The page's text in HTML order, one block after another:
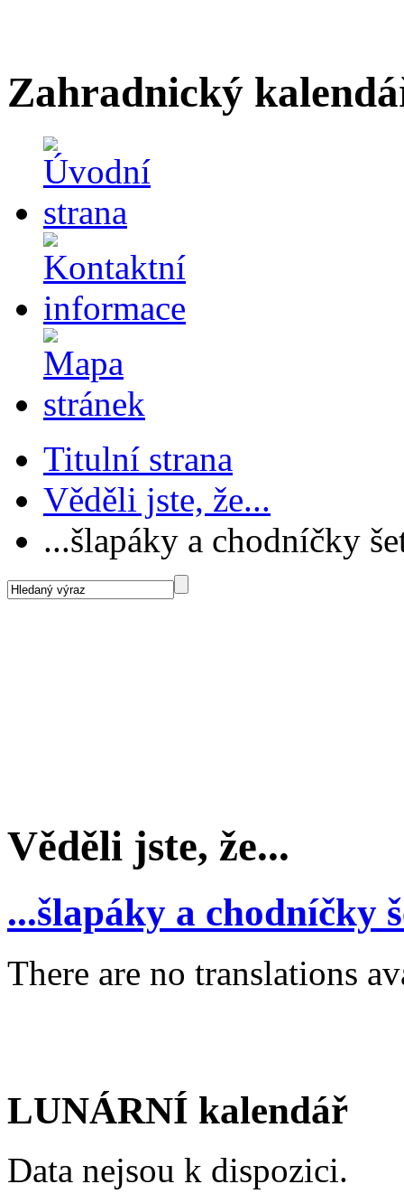
Zahradnický
Titulní strana
Věděli jste, že...
...šlapáky a chodníčky
Věděli jste, že...
...šlapáky a chodníčky
There are no translations
LUNÁRNÍ kalendář
Data nejsou k dispozici.